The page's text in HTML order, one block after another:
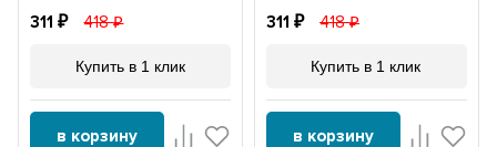
311 418
Купить в 1 клик
в корзину
311 418
Купить в 1 клик
в корзину